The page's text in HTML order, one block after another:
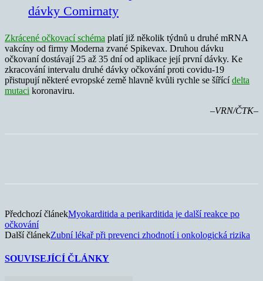
dávky Comirnaty
Zkrácené očkovací schéma platí již několik týdnů u druhé mRNA
vakcíny od firmy Moderna zvané Spikevax. Druhou dávku
očkovaní dostávají 25 až 35 dní od aplikace její první dávky. Ke
zkracování intervalu druhé dávky očkování proti covidu-19
přistupují některé evropské země hlavně kvůli rychle se šířícídelta
mutaci koronaviru.
–VRN/ČTK–
Předchozí článekMyokarditida a perikarditida je další reakce po
očkování
Další článekZubní lékař při prevenci zhodnotí i onkologická rizika
SOUVISEJÍCÍ ČLÁNKY